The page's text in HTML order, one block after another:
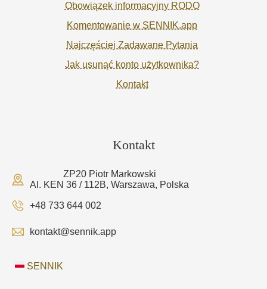
Obowiązek informacyjny RODO
Komentowanie w SENNIK.app
Najczęściej Zadawane Pytania
Jak usunąć konto użytkownika?
Kontakt
Kontakt
ZP20 Piotr Markowski
Al. KEN 36 / 112B, Warszawa, Polska
+48 733 644 002
kontakt@sennik.app
SENNIK